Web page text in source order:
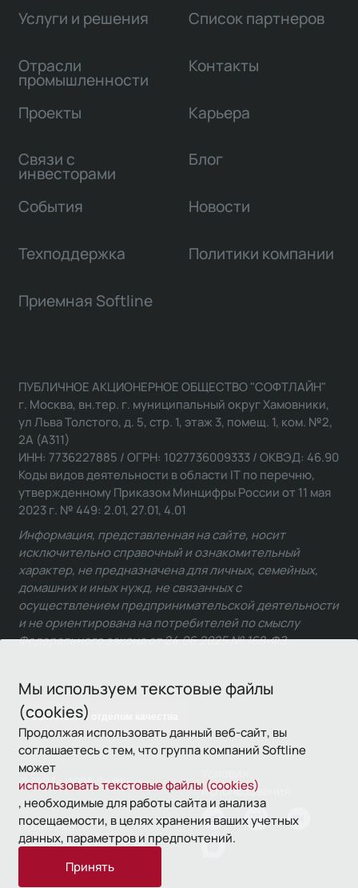
Мы используем текстовые файлы
(cookies)
Продолжая использовать данный веб-сайт, вы
соглашаетесь с тем, что группа компаний Softline
может
использовать текстовые файлы (cookies)
, необходимые для работы сайта и анализа
посещаемости, в целях хранения ваших учетных
данных, параметров и предпочтений.
Принять
Услуги и решения
Отрасли
промышленности
Проекты
Связи с
инвесторами
Список партнеров
Контакты
Карьера
Блог
События Новости
Техподдержка Политики компании
Приемная Softline
Связаться с отделом качества
ПУБЛИЧНОЕ АКЦИОНЕРНОЕ ОБЩЕСТВО "СОФТЛАЙН"
г. Москва, вн.тер. г. муниципальный округ Хамовники,
ул Льва Толстого, д. 5, стр. 1, этаж 3, помещ. 1, ком. №2,
2А (А311)
ИНН: 7736227885 / ОГРН: 1027736009333 / ОКВЭД: 46.90
Коды видов деятельности в области IT по перечню,
утвержденному Приказом Минцифры России от 11 мая
2023 г. № 449: 2.01, 27.01, 4.01
Информация, представленная на сайте, носит
исключительно справочный и ознакомительный
характер, не предназначена для личных, семейных,
домашних и иных нужд, не связанных с
осуществлением предпринимательской деятельности
и не ориентирована на потребителей по смыслу
Федерального закона от 24.06.2025 № 168-ФЗ.
© 1993—2026 Softline
использования
Политика
конфиденциальности